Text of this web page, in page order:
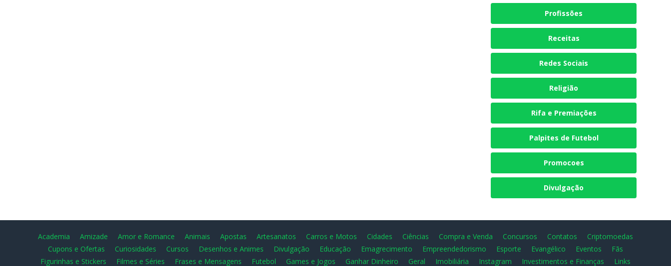
Profissões
Receitas
Redes Sociais
Religião
Rifa e Premiações
Palpites de Futebol
Promocoes
Divulgação
Academia Amizade Amor e Romance Animais Apostas Artesanatos Carros e Motos Cidades Ciências Compra e Venda Concursos Contatos
Criptomoedas
Cupons e Ofertas
Curiosidades Cursos Desenhos e Animes Divulgação Educação Emagrecimento Empreendedorismo Esporte Evangélico Eventos
Fãs
Figurinhas e Stickers
Filmes e Séries Frases e Mensagens Futebol Games e Jogos Ganhar Dinheiro Geral Imobiliária Instagram Investimentos e Finanças Links